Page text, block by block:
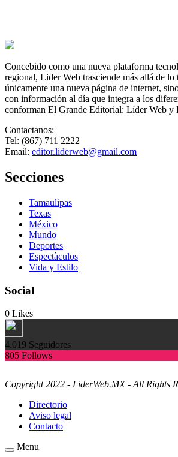
Concebido como una nueva plataforma
regional, Lider Web trasciende más allá de lo
únicamente una nueva página de internet,
con información al día que integra a los
conforman El Grande Editorial: Líder Web y
Contactanos:
Tel: (867) 711 2222
Email: editor.liderweb@gmail.com
Secciones
Tamaulipas
Texas
México
Mundo
Deportes
Espectàculos
Vida y Estilo
Social
0 Likes
4.019 Seguidores
805 Follows
Copyright 2022 - LiderWeb.MX - All Rights
Directorio
Aviso legal
Contacto
Menu